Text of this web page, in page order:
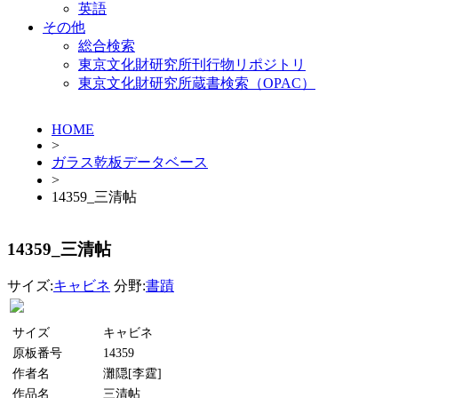
英語
その他
総合検索
東京文化財研究所刊行物リポジトリ
東京文化財研究所蔵書検索（OPAC）
HOME
>
ガラス乾板データベース
>
14359_三清帖
14359_三清帖
サイズ:キャビネ 分野:書蹟
サイズ
キャビネ
原板番号
14359
作者名
灘隠[李霆]
作品名
三清帖